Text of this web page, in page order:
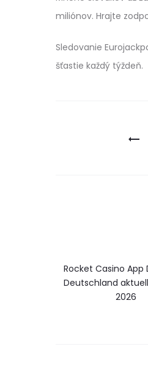
miliónov. Hrajte
Sledovanie
šťastie každý týždeň.
Rocket Casino App
Deutschland
2026